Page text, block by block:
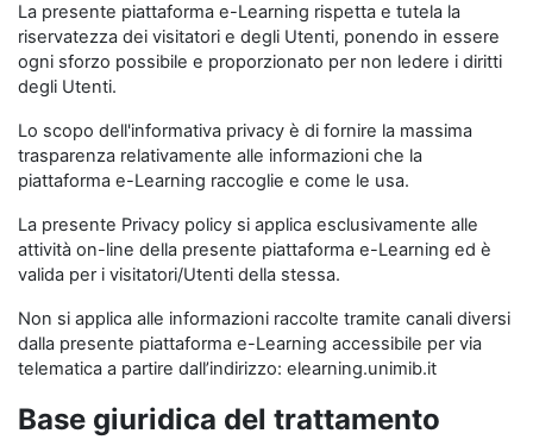
La presente piattaforma e-Learning rispetta e tutela la
riservatezza dei visitatori e degli Utenti, ponendo in essere
ogni sforzo possibile e proporzionato per non ledere i diritti
degli Utenti.
Lo scopo dell'informativa privacy è di fornire la massima
trasparenza relativamente alle informazioni che la
piattaforma e-Learning raccoglie e come le usa.
La presente Privacy policy si applica esclusivamente alle
attività on-line della presente piattaforma e-Learning ed è
valida per i visitatori/Utenti della stessa.
Non si applica alle informazioni raccolte tramite canali diversi
dalla presente piattaforma e-Learning accessibile per via
telematica a partire dall’indirizzo: elearning.unimib.it
Base giuridica del trattamento